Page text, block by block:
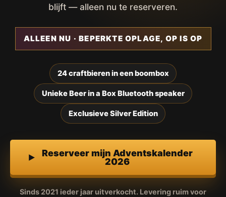
blijft — alleen nu te reserveren.
ALLEEN NU · BEPERKTE OPLAGE, OP IS OP
24 craftbieren in een boombox
Unieke Beer in a Box Bluetooth speaker
Exclusieve Silver Edition
Reserveer mijn Adventskalender
2026
Sinds 2021 ieder jaar uitverkocht. Levering ruim voor